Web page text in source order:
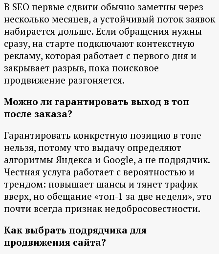
В SEO первые сдвиги обычно заметны через
несколько месяцев, а устойчивый поток заявок
набирается дольше. Если обращения нужны
сразу, на старте подключают контекстную
рекламу, которая работает с первого дня и
закрывает разрыв, пока поисковое
продвижение разгоняется.
Можно ли гарантировать выход в топ
после заказа?
Гарантировать конкретную позицию в топе
нельзя, потому что выдачу определяют
алгоритмы Яндекса и Google, а не подрядчик.
Честная услуга работает с вероятностью и
трендом: повышает шансы и тянет трафик
вверх, но обещание «топ-1 за две недели», это
почти всегда признак недобросовестности.
Как выбрать подрядчика для
продвижения сайта?